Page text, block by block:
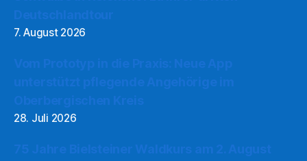
7. August 2026
28. Juli 2026